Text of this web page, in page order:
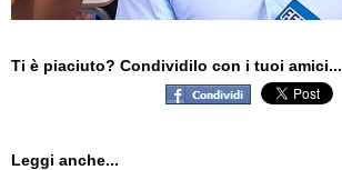
Ti è piaciuto? Condividilo con i tuoi amici...
Leggi anche...